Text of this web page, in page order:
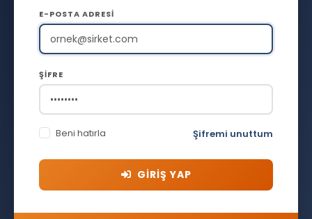
E-POSTA ADRESI
ŞIFRE
Beni hatırla Şifremi unuttum
GİRİŞ YAP